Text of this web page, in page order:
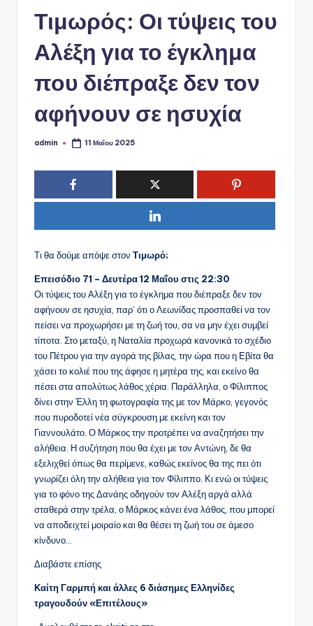
PΤιμωρός: Οι τύψεις του
Αλέξη για το έγκλημα
που διέπραξε δεν τον
αφήνουν σε ησυχία
Συγγραφέας:
admin 11 Μαΐου 2025
Τι θα δούμε απόψε στον Τιμωρό;
Επεισόδιο 71 – Δευτέρα 12 Μαΐου στις 22:30
Οι τύψεις του Αλέξη για το έγκλημα που διέπραξε δεν τον
αφήνουν σε ησυχία, παρ’ ότι ο Λεωνίδας προσπαθεί να τον
πείσει να προχωρήσει με τη ζωή του, σα να μην έχει συμβεί
τίποτα. Στο μεταξύ, η Ναταλία προχωρά κανονικά το σχέδιο
του Πέτρου για την αγορά της βίλας, την ώρα που η Εβίτα θα
χάσει το κολιέ που της άφησε η μητέρα της, και εκείνο θα
πέσει στα απολύτως λάθος χέρια. Παράλληλα, ο Φίλιππος
δίνει στην Έλλη τη φωτογραφία της με τον Μάρκο, γεγονός
που πυροδοτεί νέα σύγκρουση με εκείνη και τον
Γιαννουλάτο. Ο Μάρκος την προτρέπει να αναζητήσει την
αλήθεια. Η συζήτηση που θα έχει με τον Αντώνη, δε θα
εξελιχθεί όπως θα περίμενε, καθώς εκείνος θα της πει ότι
γνωρίζει όλη την αλήθεια για τον Φίλιππο. Κι ενώ οι τύψεις
για το φόνο της Δανάης οδηγούν τον Αλέξη αργά αλλά
σταθερά στην τρέλα, ο Μάρκος κάνει ένα λάθος, που μπορεί
να αποδειχτεί μοιραίο και θα θέσει τη ζωή του σε άμεσο
κίνδυνο…
Διαβάστε επίσης
Καίτη Γαρμπή και άλλες 6 διάσημες Ελληνίδες
τραγουδούν «Επιτέλους»